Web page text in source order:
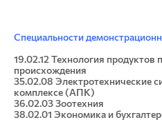
Специальности
19.02.12 Технология продуктов
происхождения
35.02.08 Электротехнические
комплексе (АПК)
36.02.03 Зоотехния
38.02.01 Экономика и